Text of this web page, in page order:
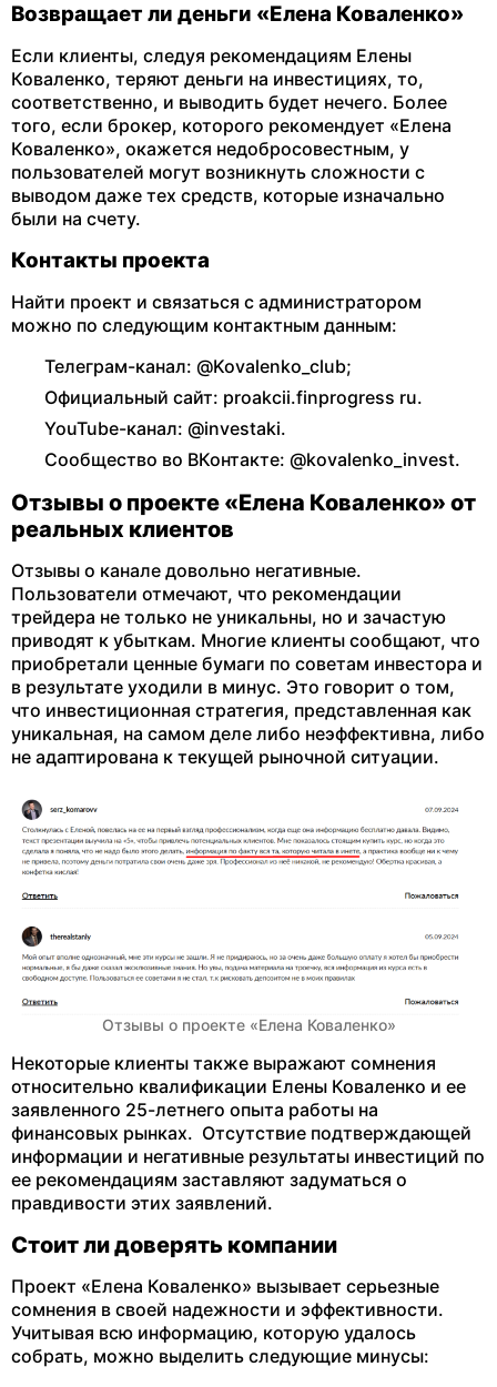
Возвращает ли деньги «Елена Коваленко»
Если клиенты, следуя рекомендациям Елены
Коваленко, теряют деньги на инвестициях, то,
соответственно, и выводить будет нечего. Более
того, если брокер, которого рекомендует «Елена
Коваленко», окажется недобросовестным, у
пользователей могут возникнуть сложности с
выводом даже тех средств, которые изначально
были на счету.
Контакты проекта
Найти проект и связаться с администратором
можно по следующим контактным данным:
Телеграм-канал: @Kovalenko_club;
Официальный сайт: proakcii.finprogress ru.
YouTube-канал: @investaki.
Сообщество во ВКонтакте: @kovalenko_invest.
Отзывы о проекте «Елена Коваленко» от
реальных клиентов
Отзывы о канале довольно негативные.
Пользователи отмечают, что рекомендации
трейдера не только не уникальны, но и зачастую
приводят к убыткам. Многие клиенты сообщают, что
приобретали ценные бумаги по советам инвестора и
в результате уходили в минус. Это говорит о том,
что инвестиционная стратегия, представленная как
уникальная, на самом деле либо неэффективна, либо
не адаптирована к текущей рыночной ситуации.
Отзывы о проекте «Елена Коваленко»
Некоторые клиенты также выражают сомнения
относительно квалификации Елены Коваленко и ее
заявленного 25-летнего опыта работы на
финансовых рынках. Отсутствие подтверждающей
информации и негативные результаты инвестиций по
ее рекомендациям заставляют задуматься о
правдивости этих заявлений.
Стоит ли доверять компании
Проект «Елена Коваленко» вызывает серьезные
сомнения в своей надежности и эффективности.
Учитывая всю информацию, которую удалось
собрать, можно выделить следующие минусы: